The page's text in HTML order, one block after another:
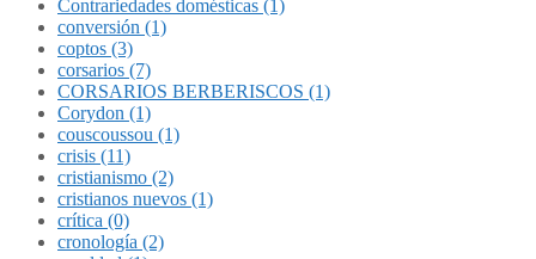
Contrariedades domésticas (1)
conversión (1)
coptos (3)
corsarios (7)
CORSARIOS BERBERISCOS (1)
Corydon (1)
couscoussou (1)
crisis (11)
cristianismo (2)
cristianos nuevos (1)
crítica (0)
cronología (2)